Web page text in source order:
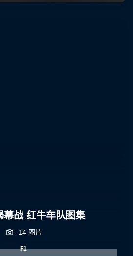
幕战 红牛车队图集
14 图片
F1